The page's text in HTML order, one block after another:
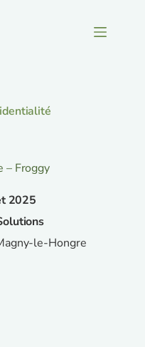
– Froggy
2025
le-Hongre